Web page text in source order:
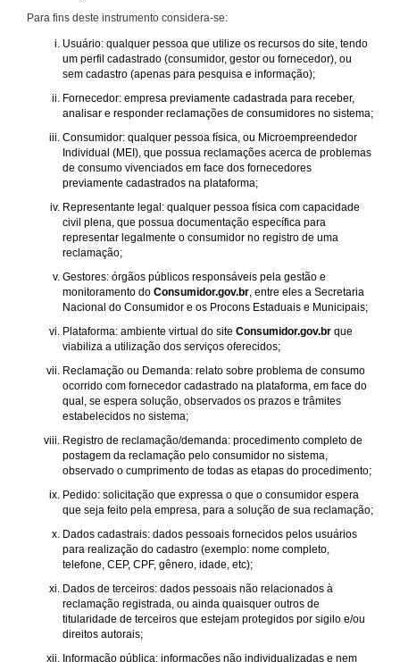
Para fins deste instrumento considera-se:
Usuário: qualquer pessoa que utilize os recursos do site, tendo
um perfil cadastrado (consumidor, gestor ou fornecedor), ou
sem cadastro (apenas para pesquisa e informação);
Fornecedor: empresa previamente cadastrada para receber,
analisar e responder reclamações de consumidores no sistema;
Consumidor: qualquer pessoa física, ou Microempreendedor
Individual (MEI), que possua reclamações acerca de problemas
de consumo vivenciados em face dos fornecedores
previamente cadastrados na plataforma;
Representante legal: qualquer pessoa física com capacidade
civil plena, que possua documentação específica para
representar legalmente o consumidor no registro de uma
reclamação;
Gestores: órgãos públicos responsáveis pela gestão e
monitoramento do Consumidor.gov.br, entre eles a Secretaria
Nacional do Consumidor e os Procons Estaduais e Municipais;
Plataforma: ambiente virtual do site Consumidor.gov.br que
viabiliza a utilização dos serviços oferecidos;
Reclamação ou Demanda: relato sobre problema de consumo
ocorrido com fornecedor cadastrado na plataforma, em face do
qual, se espera solução, observados os prazos e trâmites
estabelecidos no sistema;
Registro de reclamação/demanda: procedimento completo de
postagem da reclamação pelo consumidor no sistema,
observado o cumprimento de todas as etapas do procedimento;
Pedido: solicitação que expressa o que o consumidor espera
que seja feito pela empresa, para a solução de sua reclamação;
Dados cadastrais: dados pessoais fornecidos pelos usuários
para realização do cadastro (exemplo: nome completo,
telefone, CEP, CPF, gênero, idade, etc);
Dados de terceiros: dados pessoais não relacionados à
reclamação registrada, ou ainda quaisquer outros de
titularidade de terceiros que estejam protegidos por sigilo e/ou
direitos autorais;
Informação pública: informações não individualizadas e nem